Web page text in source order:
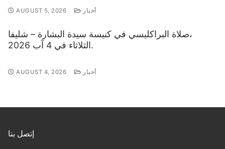
AUGUST 5, 2026 أخبار
صلاة البراكليسي في كنيسة سيدة البشارة – شليفا،
الثلاثاء في 4 آب 2026.
AUGUST 4, 2026 أخبار
إتصل بنا